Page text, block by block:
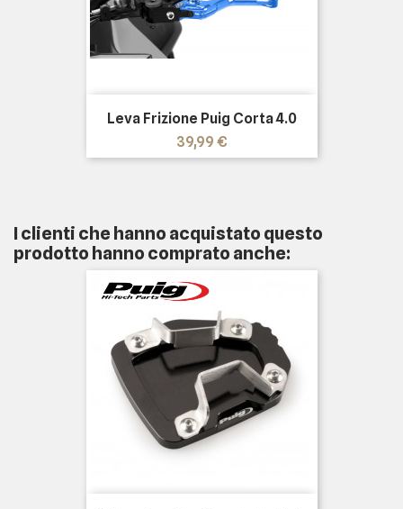
Leva Frizione Puig Corta 4.0
Prezzo
39,99 €
I clienti che hanno acquistato questo
prodotto hanno comprato anche: